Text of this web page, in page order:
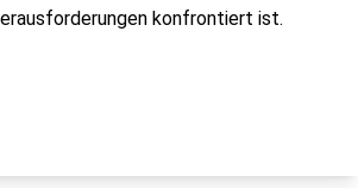
konfrontiert ist.